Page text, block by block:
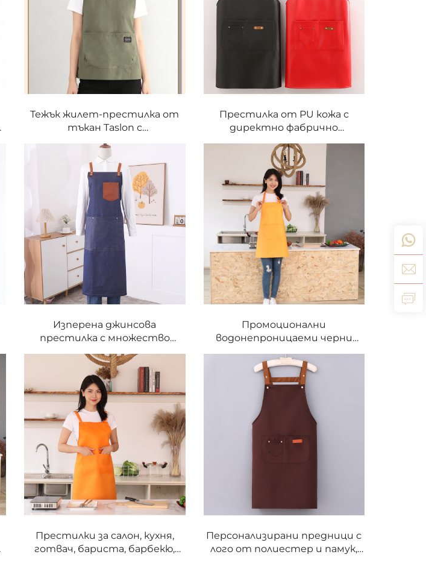
Тежък жилет-престилка от
тъкан Taslon с
персонализиран лого,
маслостоек,
водонепроницаем и
огнеустойчив модел за кухня
и домакинство с регулируема
талия
Престилка от PU кожа с
директно фабрично
доставка, водонепроницаема,
многофункционална, за
пикници, барбекю, готвене и
печене, маслостойка работна
престилка
Изперена джинсова
престилка с множество
джобове, за висене на врата,
за ресторанти, барбекю и
кафенета, работна
престилка
Промоционални
водонепроницаеми черни
кухненски престилки за
готвачи от полиестер с
печатно лого и две джоба
Престилки за салон, кухня,
готвач, бариста, барбекю,
Персонализирани предници с
лого от полиестер и памук,